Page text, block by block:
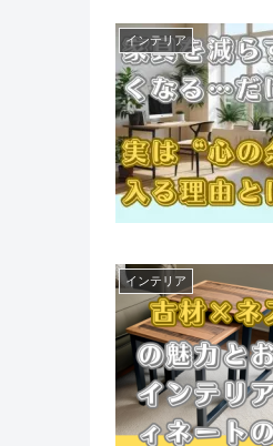
インテリア
インテリア